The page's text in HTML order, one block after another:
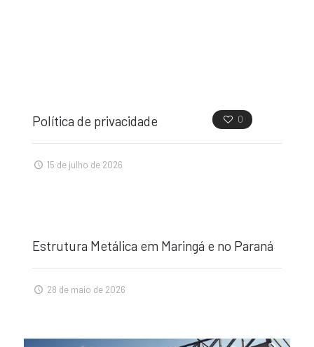
0
Política de privacidade
15 de julho de 2026
Estrutura Metálica em Maringá e no Paraná
28 de maio de 2026